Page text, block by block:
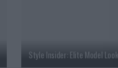
Style Insider: Elite Model Look